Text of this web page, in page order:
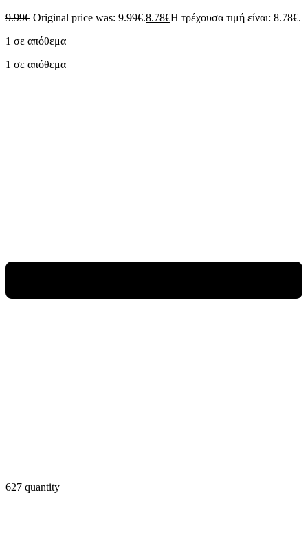
9.99€ Original price was: 9.99€.8.78€Η τρέχουσα τιμή είναι: 8.78€.
1 σε απόθεμα
1 σε απόθεμα
627 quantity